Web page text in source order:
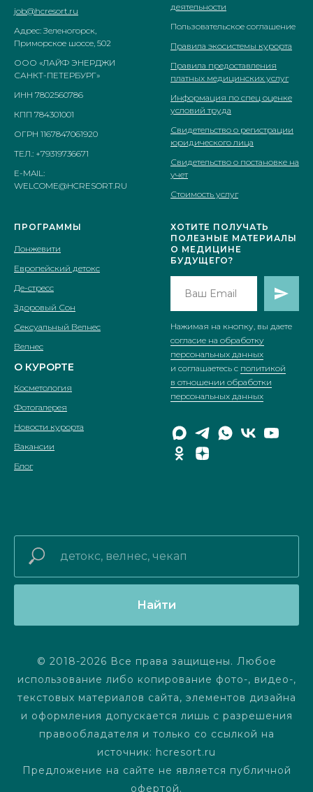
job@hcresort.ru
Адрес: Зеленогорск,
Приморское шоссе, 502
ООО «ЛАЙФ ЭНЕРДЖИ
САНКТ-ПЕТЕРБУРГ»
ИНН 7802560786
КПП 784301001
ОГРН 1167847061920
ТЕЛ.: +79319736671
E-MAIL:
WELCOME@HCRESORT.RU
деятельности
Пользовательское соглашение
Правила экосистемы курорта
Правила предоставления
платных медицинских услуг
Информация по спец оценке
условий труда
Свидетельство о регистрации
юридического лица
Свидетельство о постановке на
учет
Стоимость услуг
ПРОГРАММЫ
Лонжевити
Европейский детокс
Де-стресс
Здоровый Сон
Сексуальный Велнес
Велнес
О КУРОРТЕ
Косметология
Фотогалерея
Новости курорта
Вакансии
Блог
ХОТИТЕ ПОЛУЧАТЬ
ПОЛЕЗНЫЕ МАТЕРИАЛЫ
О МЕДИЦИНE
БУДУЩЕГО?
Нажимая на кнопку, вы даете
согласие на обработку
персональных данных
и соглашаетесь c политикой
в отношении обработки
персональных данных
Найти
© 2018-2026 Все права защищены. Любое
использование либо копирование фото-, видео-,
текстовых материалов сайта, элементов дизайна
и оформления допускается лишь с разрешения
правообладателя и только со ссылкой на
источник: hcresort.ru
Предложение на сайте не является публичной
офертой.